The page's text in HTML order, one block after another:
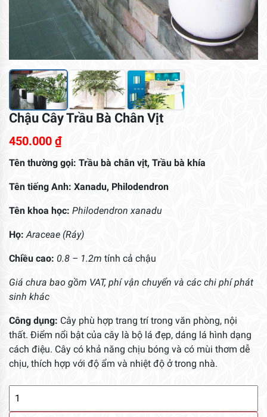
Chậu Cây Trầu Bà Chân Vịt
450.000 ₫
Tên thường gọi: Trầu bà chân vịt, Trầu bà khía
Tên tiếng Anh: Xanadu, Philodendron
Tên khoa học: Philodendron xanadu
Họ: Araceae (Ráy)
Chiều cao: 0.8 – 1.2m tính cả chậu
Giá chưa bao gồm VAT, phí vận chuyển và các chi phí phát
sinh khác
Công dụng: Cây phù hợp trang trí trong văn phòng, nội
thất. Điểm nổi bật của cây là bộ lá đẹp, dáng lá hình dạng
cách điệu. Cây có khả năng chịu bóng và có mùi thơm dễ
chịu, thích hợp với độ ẩm và nhiệt độ ở trong nhà.